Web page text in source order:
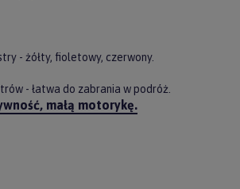
- żółty, fioletowy, czerwony.
- łatwa do zabrania w podróż.
małą motorykę.